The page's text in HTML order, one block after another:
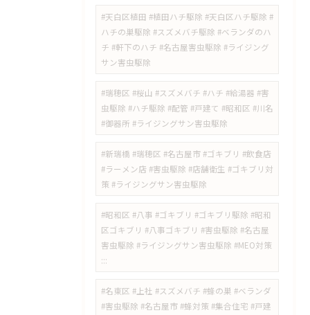
#天白区植田 #植田ハチ駆除 #天白区ハチ駆除 #
ハチの巣駆除 #スズメバチ駆除 #ベランダのハ
チ #軒下のハチ #名古屋害虫駆除 #ライジング
サン害虫駆除
#瑞穂区 #桜山 #スズメバチ #ハチ #給湯器 #害
虫駆除 #ハチ駆除 #配管 #戸建て #昭和区 #川名
#御器所 #ライジングサン害虫駆除
#新瑞橋 #瑞穂区 #名古屋市 #ゴキブリ #飲食店
#ラーメン店 #害虫駆除 #店舗衛生 #ゴキブリ対
策 #ライジングサン害虫駆除
#昭和区 #八事 #ゴキブリ #ゴキブリ駆除 #昭和
区ゴキブリ #八事ゴキブリ #害虫駆除 #名古屋
害虫駆除 #ライジングサン害虫駆除 #MEO対策
:::
#名東区 #上社 #スズメバチ #蜂の巣 #ベランダ
#害虫駆除 #名古屋市 #蜂対策 #集合住宅 #戸建